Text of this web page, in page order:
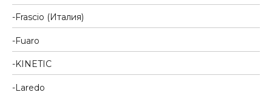
Frascio (Италия)
Fuaro
KINETIC
Laredo